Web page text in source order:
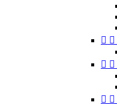
 
 
 